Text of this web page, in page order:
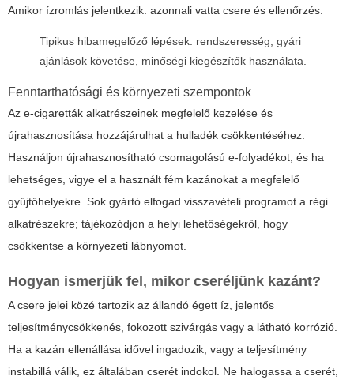
Amikor ízromlás jelentkezik: azonnali vatta csere és ellenőrzés.
Tipikus hibamegelőző lépések: rendszeresség, gyári
ajánlások követése, minőségi kiegészítők használata.
Fenntarthatósági és környezeti szempontok
Az e-cigaretták alkatrészeinek megfelelő kezelése és
újrahasznosítása hozzájárulhat a hulladék csökkentéséhez.
Használjon újrahasznosítható csomagolású e-folyadékot, és ha
lehetséges, vigye el a használt fém kazánokat a megfelelő
gyűjtőhelyekre. Sok gyártó elfogad visszavételi programot a régi
alkatrészekre; tájékozódjon a helyi lehetőségekről, hogy
csökkentse a környezeti lábnyomot.
Hogyan ismerjük fel, mikor cseréljünk kazánt?
A csere jelei közé tartozik az állandó égett íz, jelentős
teljesítménycsökkenés, fokozott szivárgás vagy a látható korrózió.
Ha a kazán ellenállása idővel ingadozik, vagy a teljesítmény
instabillá válik, ez általában cserét indokol. Ne halogassa a cserét,